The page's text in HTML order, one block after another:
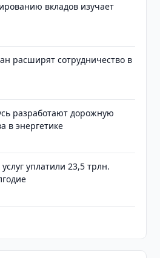
вкладов изучает
расширят сотрудничество в
разработают дорожную
в энергетике
уплатили 23,5 трлн.